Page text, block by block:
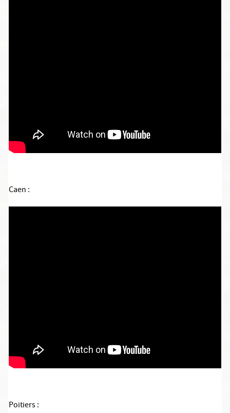
Caen :
Poitiers: